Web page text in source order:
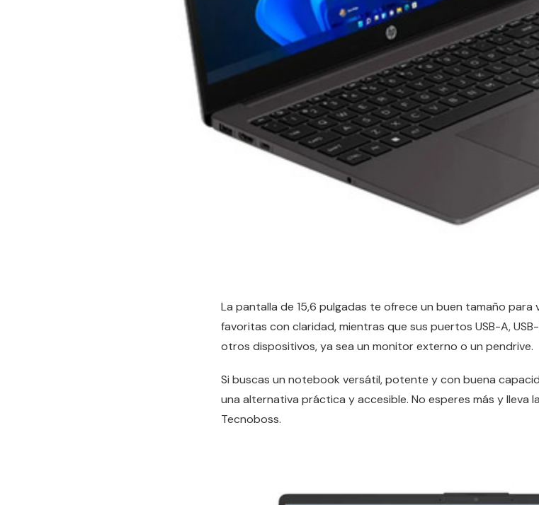
La pantalla de 15,6 pulgadas te ofrece un buen tamaño
favoritas con claridad, mientras que sus puertos USB-A,
otros dispositivos, ya sea un monitor externo o un pendrive.
Si buscas un notebook versátil, potente y con buena
una alternativa práctica y accesible. No esperes más y lleva
Tecnoboss.